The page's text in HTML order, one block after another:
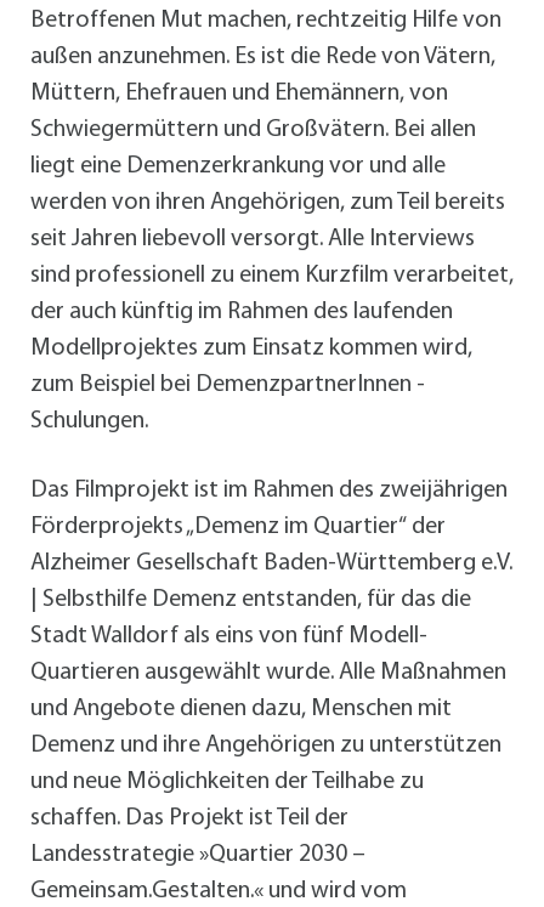
Betroffenen Mut machen, rechtzeitig Hilfe von
außen anzunehmen. Es ist die Rede von Vätern,
Müttern, Ehefrauen und Ehemännern, von
Schwiegermüttern und Großvätern. Bei allen
liegt eine Demenzerkrankung vor und alle
werden von ihren Angehörigen, zum Teil bereits
seit Jahren liebevoll versorgt. Alle Interviews
sind professionell zu einem Kurzfilm verarbeitet,
der auch künftig im Rahmen des laufenden
Modellprojektes zum Einsatz kommen wird,
zum Beispiel bei DemenzpartnerInnen -
Schulungen.
Das Filmprojekt ist im Rahmen des zweijährigen
Förderprojekts „Demenz im Quartier“ der
Alzheimer Gesellschaft Baden-Württemberg e.V.
| Selbsthilfe Demenz entstanden, für das die
Stadt Walldorf als eins von fünf Modell-
Quartieren ausgewählt wurde. Alle Maßnahmen
und Angebote dienen dazu, Menschen mit
Demenz und ihre Angehörigen zu unterstützen
und neue Möglichkeiten der Teilhabe zu
schaffen. Das Projekt ist Teil der
Landesstrategie »Quartier 2030 –
Gemeinsam.Gestalten.« und wird vom